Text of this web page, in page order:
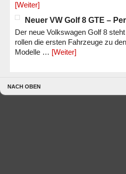
[Weiter]
Neuer VW Golf 8 GTE –
Der neue Volkswagen Golf 8
rollen die ersten Fahrzeuge zu
Modelle … [Weiter]
NACH OBEN